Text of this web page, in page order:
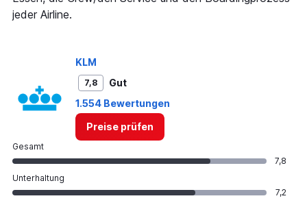
0
to
jeder Airline.
KLM
7,8
Gut
1.554 Bewertungen
Preise prüfen
Gesamt
7,8
Unterhaltung
7,2